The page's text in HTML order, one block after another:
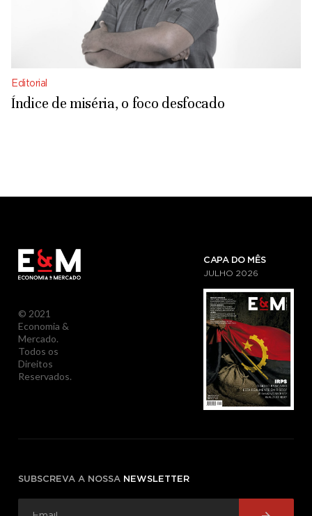
Editorial
Índice de miséria, o foco desfocado
© 2021
Economia &
Mercado.
Todos os
Direitos
Reservados.
CAPA DO MÊS
JULHO 2026
SUBSCREVA A NOSSA NEWSLETTER